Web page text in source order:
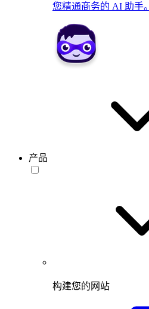
您精通商务的 AI 助手。
产品
构建您的网站